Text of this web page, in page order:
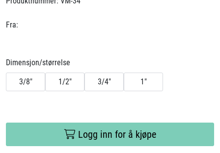
Fra:
Dimensjon/størrelse
3/8" 1/2" 3/4" 1"
Logg inn for å kjøpe